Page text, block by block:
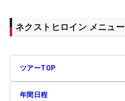
ネクストヒロイン メニュー
ツアーTOP
年間日程